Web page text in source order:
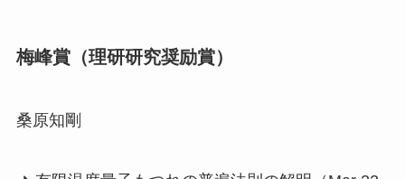
梅峰賞（理研研究奨励賞）
桑原知剛